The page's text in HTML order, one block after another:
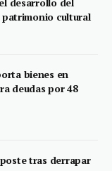
patrimonio cultural
bienes en
deudas por 48
tras derrapar